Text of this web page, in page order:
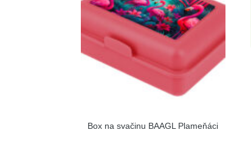
Box na svačinu BAAGL Plameňáci